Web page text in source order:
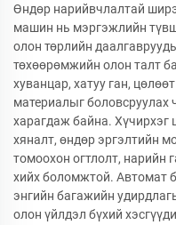
Өндөр нарийвчлалтай
машин нь мэргэжлийн
олон төрлийн
төхөөрөмжийн олон талт
хуванцар, хатуу ган,
материалыг боловсруулах
харагдаж байна. Хүчирхэг
хяналт, өндөр эргэлтийн
томоохон огтлолт, нарийн
хийх боломжтой. Автомат
энгийн багажийн
олон үйлдэл бүхий